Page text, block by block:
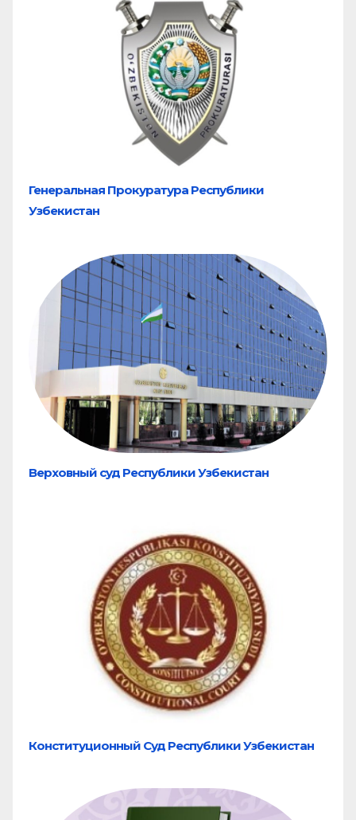
Генеральная Прокуратура Республики
Узбекистан
Верховный суд Республики Узбекистан
Конституционный Суд Республики Узбекистан